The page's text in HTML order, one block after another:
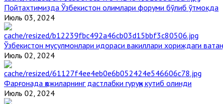
Пойтахтимизда Ўзбекистон олимлари форуми бўлиб ўтмоқда
Июль 03, 2024
Ўзбекистон мусулмонлари идораси вакиллари хориждаги
Июль 02, 2024
Фарғонада ҳожиларнинг дастлабки гуруҳи кутиб олинди
Июль 02, 2024